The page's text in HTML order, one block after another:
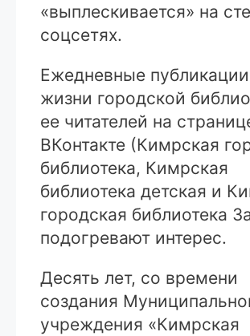
«выплескивается» на
соцсетях.
Ежедневные
жизни городской
ее читателей на
ВКонтакте (Кимрская
библиотека, Кимрская
библиотека детская и
городская библиотека
подогревают интерес.
Десять лет, со времени
создания
учреждения «Кимрская